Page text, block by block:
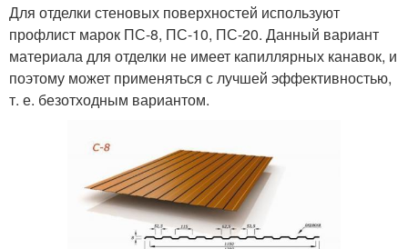
Для отделки стеновых поверхностей используют
профлист марок ПС-8, ПС-10, ПС-20. Данный вариант
материала для отделки не имеет капиллярных канавок, и
поэтому может применяться с лучшей эффективностью,
т. е. безотходным вариантом.